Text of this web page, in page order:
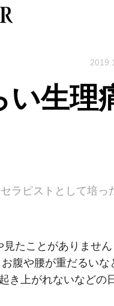
い生理
ラピストとして培っ
たことがありません
腹や腰が重だるいな
き上がれないなどの